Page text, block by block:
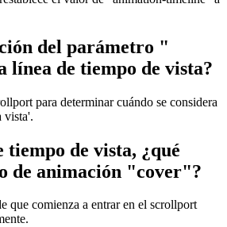
del parámetro "
línea de tiempo de vista?
para determinar cuándo se considera
vista'.
tiempo de vista, ¿qué
de animación "cover"?
que comienza a entrar en el scrollport